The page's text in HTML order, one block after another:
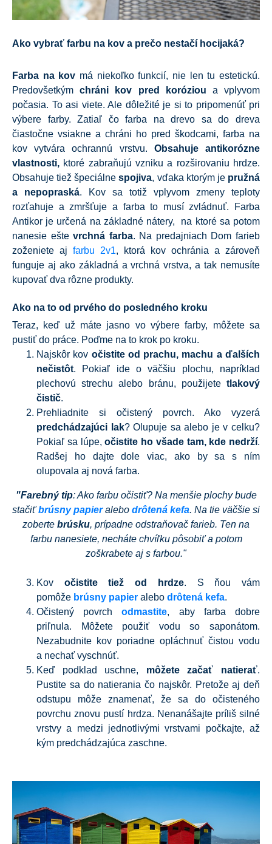
Ako vybrať farbu na kov a prečo nestačí hocijaká?
Farba na kov má niekoľko funkcií, nie len tu estetickú.
Predovšetkýmchráni kov pred koróziou a vplyvom
počasia. To asi viete. Ale dôležité je si to pripomenúť pri
výbere farby. Zatiaľ čo farba na drevo sa do dreva
čiastočne vsiakne a chráni ho pred škodcami, farba na
kov vytvára ochrannú vrstvu. Obsahuje antikorózne
vlastnosti, ktoré zabraňujú vzniku a rozširovaniu hrdze.
Obsahuje tiež špeciálnespojiva, vďaka ktorým je pružná
a nepopraská. Kov sa totiž vplyvom zmeny teploty
rozťahuje a zmršťuje a farba to musí zvládnuť. Farba
Antikor je určená na základné nátery, na ktoré sa potom
nanesie eštevrchná farba. Na predajniach Dom farieb
zoženiete aj farbu 2v1, ktorá kov ochránia a zároveň
funguje aj ako základná a vrchná vrstva, a tak nemusíte
kupovať dva rôzne produkty.
Ako na to od prvého do posledného kroku
Teraz, keď už máte jasno vo výbere farby, môžete sa
pustiť do práce. Poďme na to krok po kroku.
Najskôr kov očistite od prachu, machu a ďalších
nečistôt. Pokiaľ ide o väčšiu plochu, napríklad
plechovú strechu alebo bránu, použijete tlakový
čistič.
Prehliadnite si očistený povrch. Ako vyzerá
predchádzajúci lak? Olupuje sa alebo je v celku?
Pokiaľ sa lúpe,očistite ho všade tam, kde nedrží.
Radšej ho dajte dole viac, ako by sa s ním
olupovala aj nová farba.
"Farebný tip: Ako farbu očistiť? Na menšie plochy bude
stačiťbrúsny papier alebo drôtená kefa. Na tie väčšie si
zoberte brúsku, prípadne odstraňovač farieb. Ten na
farbu nanesiete, necháte chvíľku pôsobiť a potom
zoškrabete aj s farbou."
Kov očistite tiež od hrdze. S ňou vám
pomôže brúsny papier alebo drôtená kefa.
Očistený povrchodmastite, aby farba dobre
priľnula. Môžete použiť vodu so saponátom.
Nezabudnite kov poriadne opláchnuť čistou vodu
a nechať vyschnúť.
Keď podklad uschne, môžete začať natierať.
Pustite sa do natierania čo najskôr. Pretože aj deň
odstupu môže znamenať, že sa do očisteného
povrchu znovu pustí hrdza. Nenanášajte príliš silné
vrstvy a medzi jednotlivými vrstvami počkajte, až
kým predchádzajúca zaschne.